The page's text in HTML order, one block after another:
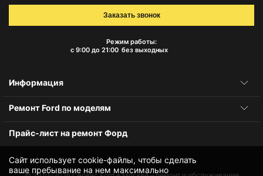
Сайт использует cookie-файлы, чтобы сделать
ваше пребывание на нем максимально
Режим работы:
с 9:00 до 21:00 без выходных
Заказать звонок
Информация
Ремонт Ford по моделям
Прайс-лист на ремонт Форд